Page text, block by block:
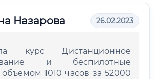
Назарова 26.02.2023
курс Дистанционное
и беспилотные
1010 часов за 52000